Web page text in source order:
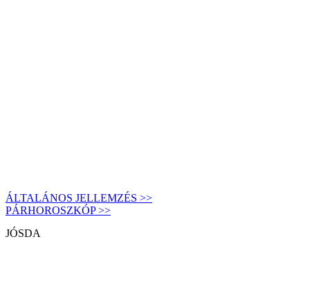
ÁLTALÁNOS JELLEMZÉS >>
PÁRHOROSZKÓP >>
JÓSDA